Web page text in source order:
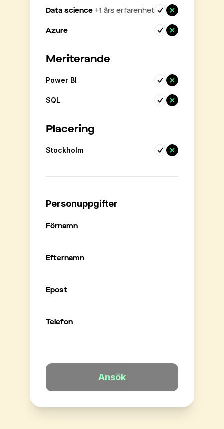
Data science +1 års erfarenhet
Azure
Meriterande
Power BI
SQL
Placering
Stockholm
Personuppgifter
Förnamn
Efternamn
Epost
Telefon
Ansök